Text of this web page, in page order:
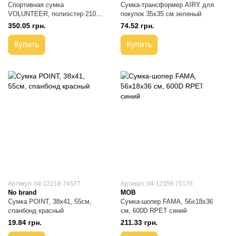
Спортивная сумка
VOLUNTEER, полиэстер 210D
красный
350.05 грн.
Купить
Сумка-трансформер AIRY для
покупок 35x35 cм зеленый
74.52 грн.
Купить
Артикул: 04-12218-74577
No brand
Сумка POINT, 38х41, 55см,
спанбонд красный
19.84 грн.
Артикул: 04-12359-75176
MOB
Сумка-шопер FAMA, 56х18х36
см, 600D RPET синий
211.33 грн.